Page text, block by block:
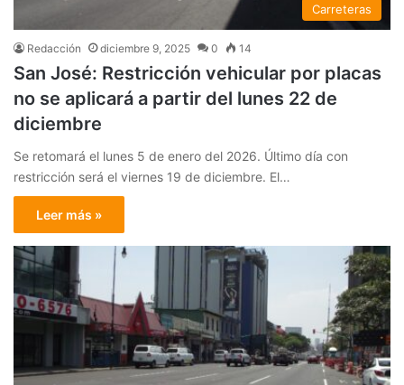
Carreteras
Redacción diciembre 9, 2025 0 14
San José: Restricción vehicular por placas
no se aplicará a partir del lunes 22 de
diciembre
Se retomará el lunes 5 de enero del 2026. Último día con
restricción será el viernes 19 de diciembre. El…
Leer más »